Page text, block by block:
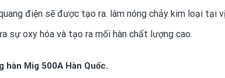
điện sẽ được tạo ra. làm nóng chảy kim loại tại
sự oxy hóa và tạo ra mối hàn chất lượng cao.
hàn Mig 500A Hàn Quốc.